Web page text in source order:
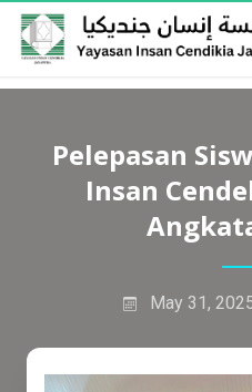
Pelepasan
Insan
May 31,